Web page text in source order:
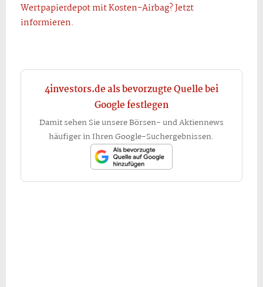
Wertpapierdepot mit Kosten-Airbag? Jetzt
informieren.
4investors.de als bevorzugte Quelle bei
Google festlegen
Damit sehen Sie unsere Börsen- und Aktiennews
häufiger in Ihren Google-Suchergebnissen.